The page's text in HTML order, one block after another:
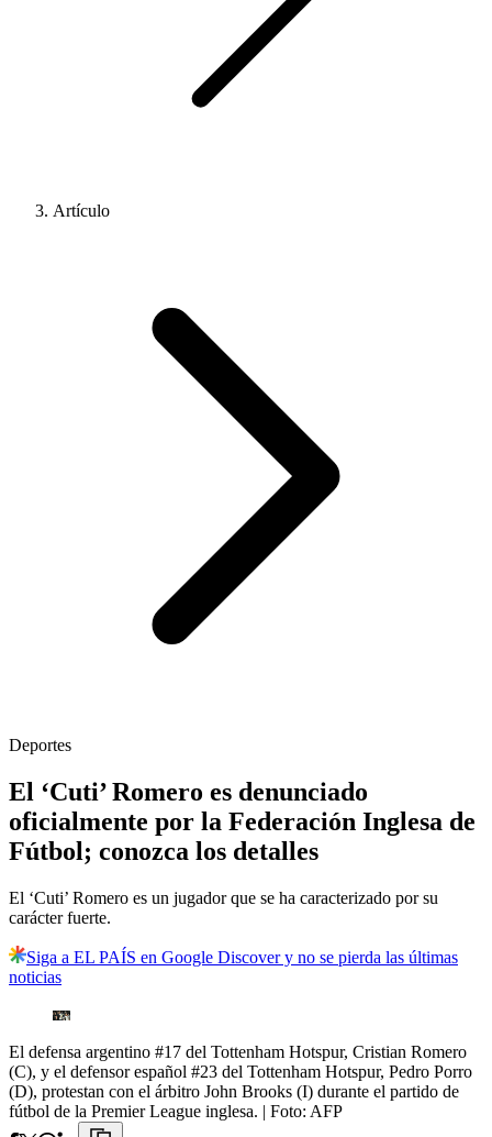
Artículo
Deportes
El ‘Cuti’ Romero es denunciado
oficialmente por la Federación Inglesa de
Fútbol; conozca los detalles
El ‘Cuti’ Romero es un jugador que se ha caracterizado por su
carácter fuerte.
Siga a EL PAÍS en Google Discover y no se pierda las últimas
noticias
El defensa argentino #17 del Tottenham Hotspur, Cristian Romero
(C), y el defensor español #23 del Tottenham Hotspur, Pedro Porro
(D), protestan con el árbitro John Brooks (I) durante el partido de
fútbol de la Premier League inglesa. | Foto: AFP